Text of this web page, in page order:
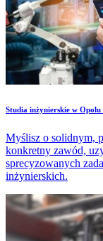
Studia inżynierskie w
Myślisz o solidnym,
konkretny zawód,
sprecyzowanych
inżynierskich.